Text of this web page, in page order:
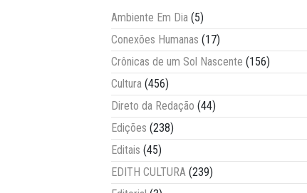
Ambiente Em Dia (5)
Conexões Humanas (17)
Crônicas de um Sol Nascente (156)
Cultura (456)
Direto da Redação (44)
Edições (238)
Editais (45)
EDITH CULTURA (239)